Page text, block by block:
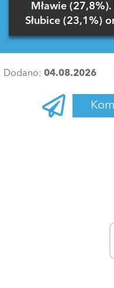
Mławie
Słubice (23,1%)
Dodano: 04.08.2026